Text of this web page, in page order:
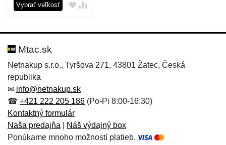
Vybrať veľkosť
Mtac.sk
Netnakup s.r.o., Tyršova 271, 43801 Žatec, Česká
republika
✉ info@netnakup.sk
☎ +421 222 205 186 (Po-Pi 8:00-16:30)
Kontaktný formulár
Naša predajňa
Náš výdajný box
Ponúkame mnoho možností platieb.